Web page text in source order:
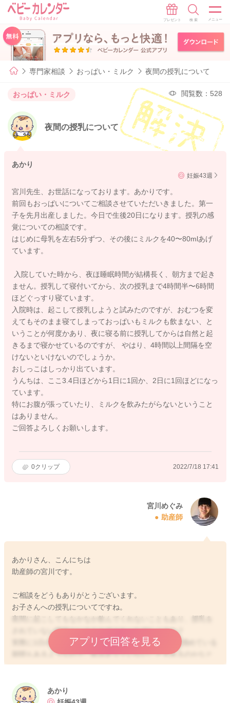
専門家相談 おっぱい・ミルク 夜間の授乳について
おっぱい・ミルク 閲覧数：528
夜間の授乳について
あかり
妊娠43週
宮川先生、お世話になっております。あかりです。
前回もおっぱいについてご相談させていただいきました。第一
子を先月出産しました。今日で生後20日になります。授乳の感
覚についての相談です。
はじめに母乳を左右5分ずつ、その後にミルクを40〜80mlあげ
ています。
入院していた時から、夜ほ睡眠時間が結構長く、朝方まで起き
ません。授乳して寝付いてから、次の授乳まで4時間半〜6時間
ほどぐっすり寝ています。
入院時は、起こして授乳しようと試みたのですが、おむつを変
えてもそのまま寝てしまっておっぱいもミルクも飲まない、と
いうことが何度かあり、夜に寝る前に授乳してからは自然と起
きるまで寝かせているのですが、 やはり、4時間以上間隔を空
けないといけないのでしょうか。
おしっこはしっかり出ています。
うんちは、ここ3.4日ほどから1日に1回か、2日に1回ほどになっ
ています。
特にお腹が張っていたり、ミルクを飲みたがらないということ
はありません。
ご回答よろしくお願いします。
0クリップ 2022/7/18 17:41
宮川めぐみ
助産師
あかりさん、こんにちは
助産師の宮川です。
ご相談をどうもありがとうございます。
お子さんへの授乳についてですね。
夜間に起こしてもなかなか飲んでくれないこともあり、授乳を
されていない状況ということでよかったでしょうか？
実際に1日の授乳回数は何回になりますか？うんちは溜めている
期間もあるようなので、飲み足りていないこともあるのかなと
も思いました。
す。
なので夜間は開いても4時間ぐらいまでにされて、なんとか起こ
アプリで回答を見る
あかり